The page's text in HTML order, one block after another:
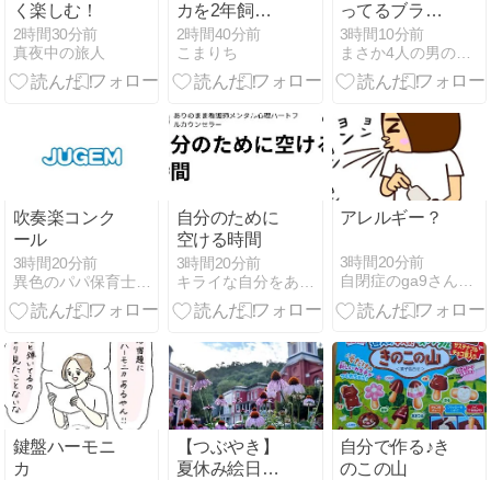
く楽しむ！
2時間30分前
真夜中の旅人
カを2年飼っ
て分かったこ
と｜家に自然
を置く意味・
ット
2時間40分前
こまりち
ってるブラン
ド物☆
3時間10分前
まさか4人の男の子のお母さんになるなんて。
吹奏楽コンク
ール
3時間20分前
異色のパパ保育士 思いやりに溢れる、平和な世の中をつくりたい
自分のために
空ける時間
3時間20分前
アレルギー？
3時間20分前
鍵盤ハーモニ
カ
【つぶやき】
夏休み絵日記
自分で作る♪き
のこの山